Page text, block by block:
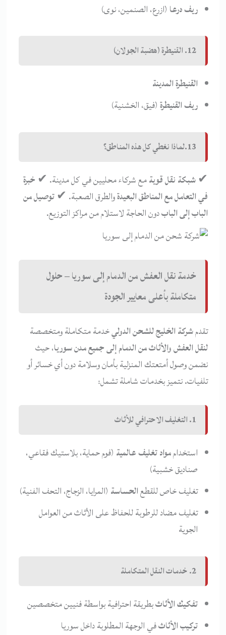
ريف درعا (ازرع، الصنمين، نوى)
12. القنيطرة (هضبة الجولان)
القنيطرة المدينة
ريف القنيطرة(فيق، الخشنية)
13.لماذا نغطي كل هذه المناطق؟
✔شبكة نقل قويةمع شركاء محليين في كل مدينة. ✔ خبرة
في التعامل مع المناطق البعيدةوالطرق الصعبة. ✔توصيل من
الباب إلى البابدون الحاجة لاستلام من مراكز التوزيع.
خدمة نقل العفش من الدمام إلى سوريا – حلول
متكاملة بأعلى معايير الجودة
تقدمشركة الخليج للشحن الدوليخدمة متكاملة ومتخصصة
لنقل العفش والأثاث من الدمام إلى جميع مدن سوريا، حيث
نضمن وصول أمتعتك المنزلية بأمان وسلامة دون أي خسائر أو
تلفيات. نتميز بخدمات شاملة تشمل:
1. التغليف الاحترافي للأثاث
استخداممواد تغليف عالمية (فوم حماية، بلاستيك فقاعي،
صناديق خشبية)
تغليف خاص للقطعالحساسة (المرايا، الزجاج، التحف الفنية)
تغليف مضاد للرطوبة للحفاظ على الأثاث من العوامل
الجوية
2. خدمات النقل المتكاملة
تفكيك الأثاثبطريقة احترافية بواسطة فنيين متخصصين
تركيب الأثاثفي الوجهة المطلوبة داخل سوريا